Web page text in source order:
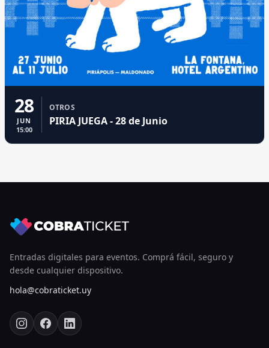
28
JUN
15:00
OTROS
PIRIA JUEGA - 28 de Junio
Entradas digitales para eventos. Comprá fácil, seguro y
desde cualquier dispositivo.
hola@cobraticket.uy